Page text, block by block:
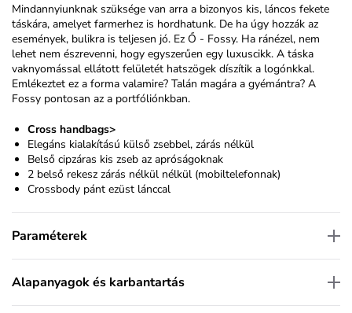
Mindannyiunknak szüksége van arra a bizonyos kis, láncos fekete
táskára, amelyet farmerhez is hordhatunk. De ha úgy hozzák az
események, bulikra is teljesen jó. Ez Ő - Fossy. Ha ránézel, nem
lehet nem észrevenni, hogy egyszerűen egy luxuscikk. A táska
vaknyomással ellátott felületét hatszögek díszítik a logónkkal.
Emlékeztet ez a forma valamire? Talán magára a gyémántra? A
Fossy pontosan az a portfóliónkban.
Cross handbags>
Elegáns kialakítású külső zsebbel, zárás nélkül
Belső cipzáras kis zseb az apróságoknak
2 belső rekesz zárás nélkül nélkül (mobiltelefonnak)
Crossbody pánt ezüst lánccal
Paraméterek
Alapanyagok és karbantartás